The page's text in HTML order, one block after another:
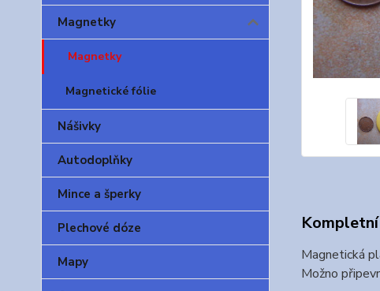
Magnetky
Magnetky
Magnetické fólie
Nášivky
Autodoplňky
Mince a šperky
Plechové dóze
Mapy
Magnetická
Možno